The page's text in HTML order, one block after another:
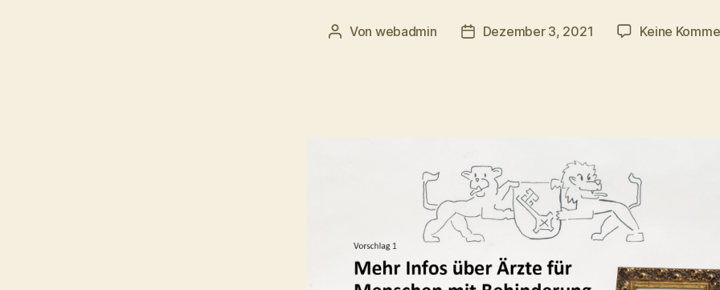
Beitragsautor
Von webadmin Beitragsdatum
Dezember 3, 2021 Keine